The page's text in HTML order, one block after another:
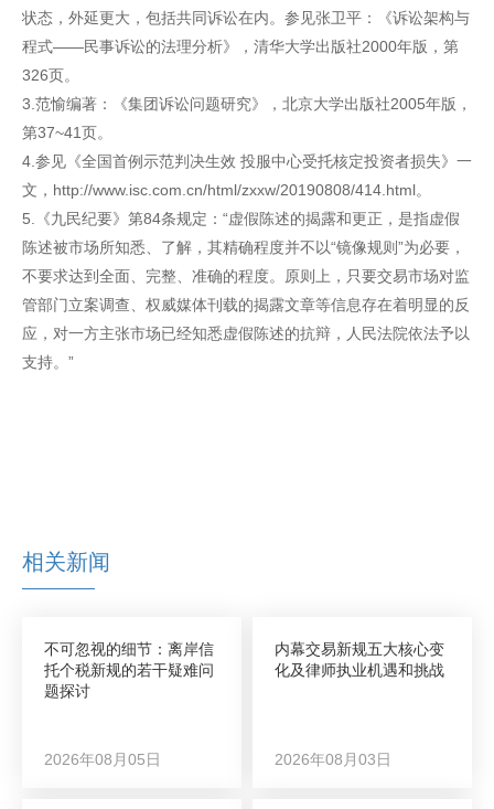
状态，外延更大，包括共同诉讼在内。参见张卫平：《诉讼架构与
程式——民事诉讼的法理分析》，清华大学出版社2000年版，第
326页。
3.范愉编著：《集团诉讼问题研究》，北京大学出版社2005年版，
第37~41页。
4.参见《全国首例示范判决生效 投服中心受托核定投资者损失》一
文，http://www.isc.com.cn/html/zxxw/20190808/414.html。
5.《九民纪要》第84条规定：“虚假陈述的揭露和更正，是指虚假
陈述被市场所知悉、了解，其精确程度并不以“镜像规则”为必要，
不要求达到全面、完整、准确的程度。原则上，只要交易市场对监
管部门立案调查、权威媒体刊载的揭露文章等信息存在着明显的反
应，对一方主张市场已经知悉虚假陈述的抗辩，人民法院依法予以
支持。”
相关新闻
不可忽视的细节：离岸信
托个税新规的若干疑难问
题探讨
2026年08月05日
内幕交易新规五大核心变
化及律师执业机遇和挑战
2026年08月03日